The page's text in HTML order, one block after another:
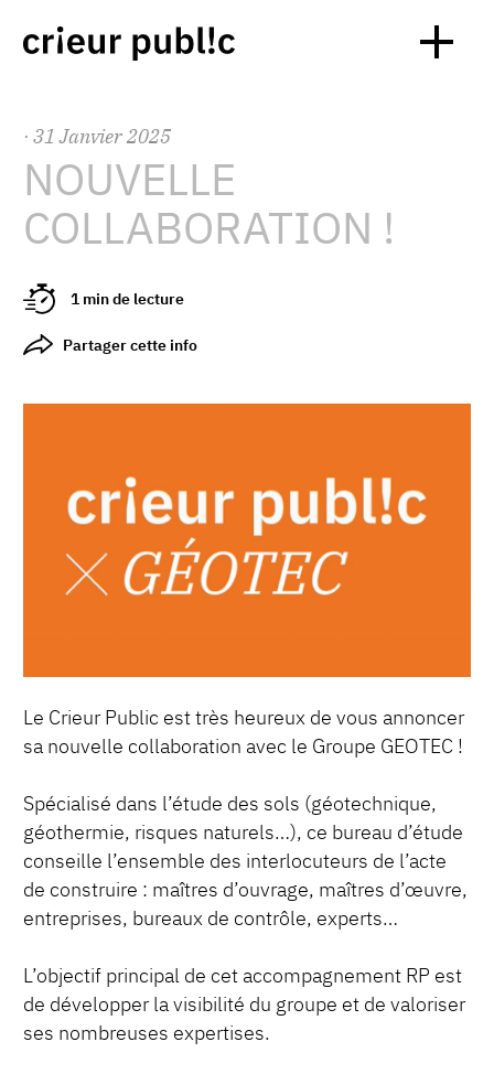
· 31 Janvier2025
NOUVELLE
COLLABORATION !
1 min de lecture
Partager cette info
Le Crieur Public est très heureux de vous annoncer
sa nouvelle collaboration avec le Groupe GEOTEC !
Spécialisé dans l’étude des sols (géotechnique,
géothermie, risques naturels…), ce bureau d’étude
conseille l’ensemble des interlocuteurs de l’acte
de construire : maîtres d’ouvrage, maîtres d’œuvre,
entreprises, bureaux de contrôle, experts…
L’objectif principal de cet accompagnement RP est
de développer la visibilité du groupe et de valoriser
ses nombreuses expertises.